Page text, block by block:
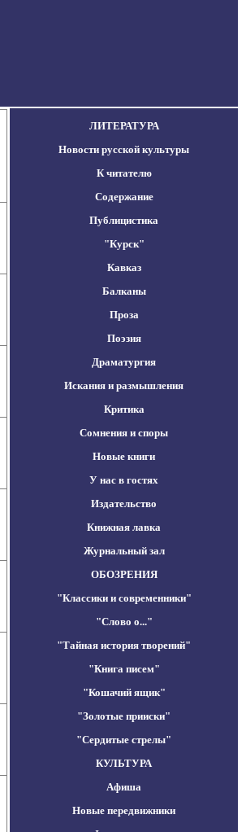
ЛИТЕРАТУРА
Новости русской культуры
К читателю
Содержание
Публицистика
"Курск"
Кавказ
Балканы
Проза
Поэзия
Драматургия
Искания и размышления
Критика
Сомнения и споры
Новые книги
У нас в гостях
Издательство
Книжная лавка
Журнальный зал
ОБОЗРЕНИЯ
"Классики и современники"
"Слово о..."
"Тайная история творений"
"Книга писем"
"Кошачий ящик"
"Золотые прииски"
"Сердитые стрелы"
КУЛЬТУРА
Афиша
Новые передвижники